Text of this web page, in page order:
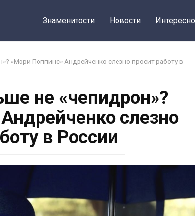
Знаменитости Новости Интересно
«Мэри Поппинс» Андрейченко слезно просит работу в
не «чепидрон»?
слезно
в России